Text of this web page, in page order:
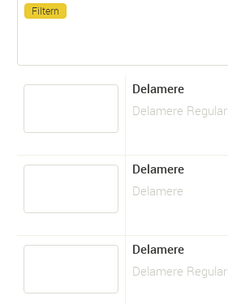
Delamere
Delamere Regular
Delamere
Delamere
Delamere
Delamere Regular